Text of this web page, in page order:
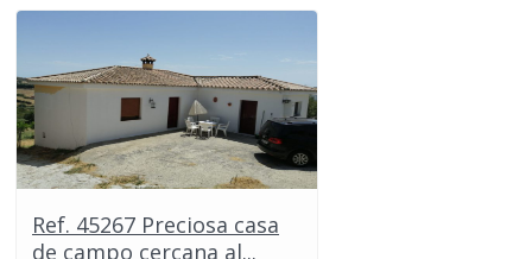
Ref. 45267 Preciosa casa
de campo cercana al...